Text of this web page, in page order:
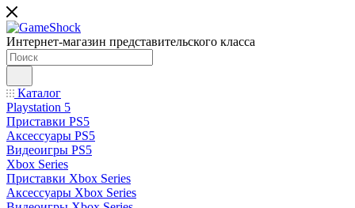
Интернет-магазин представительского класса
Каталог
Playstation 5
Приставки PS5
Аксессуары PS5
Видеоигры PS5
Xbox Series
Приставки Xbox Series
Аксессуары Xbox Series